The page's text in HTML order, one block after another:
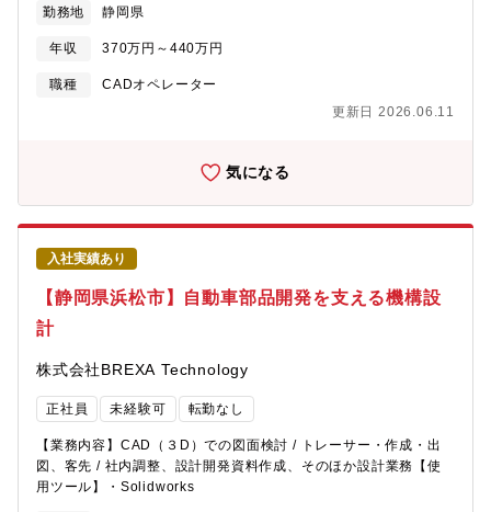
データの修正・反映4.関連資料の作成5.その他付随業務【身につく
スキル】・二輪車用油圧機器の製品知識・機械図面の読解力・作
図スキル・3DCADを用いたモデリング技術・量産製品における設
計フロー理解【PR】・世界シェアを誇る二輪車部品の開発に携わ
りの基礎から応用まで学べる環境です。・将来的には設計業務へ
勤務地 静岡県
年収 370万円～440万円
職種
CADオペレーター
更新日 2026.06.11
気になる
入社実績あり
【静岡県浜松市】自動車部品開発を支える機構設
計
株式会社BREXA Technology
正社員 未経験可 転勤なし
【業務内容】CAD（３D）での図面検討 / トレーサー・作成・出
図、客先 / 社内調整、設計開発資料作成、そのほか設計業務【使
用ツール】・Solidworks